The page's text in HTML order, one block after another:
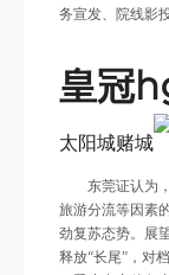
务宣发、院线影
皇冠
太阳城赌城
东莞证认为，
旅游分流等因素
劲复苏态势。展
释放“长尾”，对